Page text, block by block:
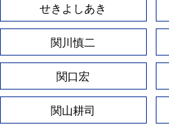
せきよしあき
関川慎二
関口宏
関山耕司